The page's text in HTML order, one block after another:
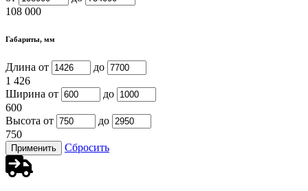
108 000
Габариты, мм
Длина от
до
1 426
Ширина от
до
600
Высота от
до
750
Сбросить